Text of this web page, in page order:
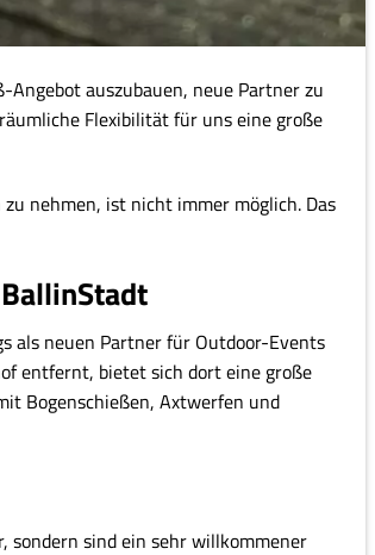
auszubauen, neue Partner zu
Flexibilität für uns eine große
nehmen, ist nicht immer möglich. Das
als neuen Partner für Outdoor-Events
entfernt, bietet sich dort eine große
Bogenschießen, Axtwerfen und
sondern sind ein sehr willkommener